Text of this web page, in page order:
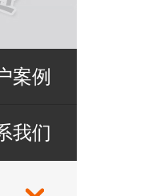
案例
我们